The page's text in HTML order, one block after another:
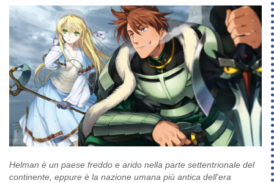
Helman è un paese freddo e arido nella parte settentrionale del
continente, eppure è la nazione umana più antica dell'era